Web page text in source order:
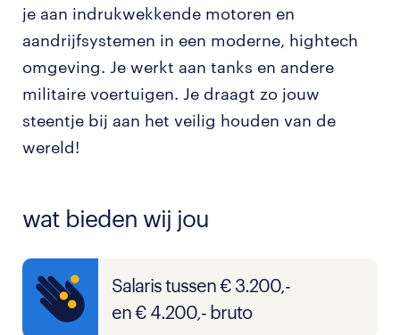
je aan indrukwekkende motoren en
aandrijfsystemen in een moderne, hightech
omgeving. Je werkt aan tanks en andere
militaire voertuigen. Je draagt zo jouw
steentje bij aan het veilig houden van de
wereld!
wat bieden wij jou
Salaris tussen € 3.200,-
en € 4.200,- bruto